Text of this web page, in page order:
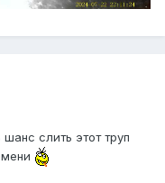
слить этот труп